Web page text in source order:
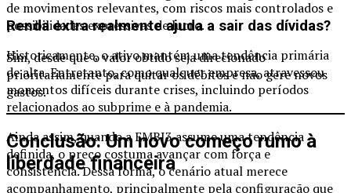
Renda extra realmente ajuda a sair das dívidas?
Sim, desde que o valor obtido seja direcionado
prioritariamente para quitar os débitos e não gere novos
gastos.
Conclusão: Um novo começo rumo à
liberdade financeira
de movimentos relevantes, com riscos mais controlados e
possibilidades expressivas de lucro.
Historicamente, o ativo mantém uma tendência primária
de alta. Entretanto, como qualquer empresa, atravessou
momentos difíceis durante crises, incluindo períodos
relacionados ao subprime e à pandemia.
Ainda assim, quando a EMBJ3 assume uma tendência
definida, o preço costuma avançar com força e
consistência. Dessa forma, o cenário atual merece
acompanhamento, principalmente pela configuração que